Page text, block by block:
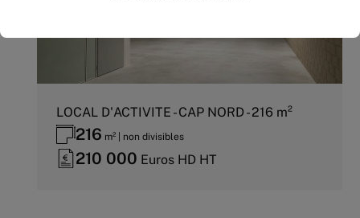
LOCAL D'ACTIVITE - CAP NORD - 216 m²
216 m² | non divisibles
210 000 Euros HD HT